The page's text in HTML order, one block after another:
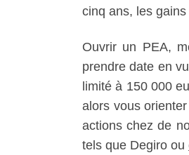
cinq ans, les
Ouvrir un PEA,
prendre date en
limité à 150 000
alors vous
actions chez de
tels que Degiro ou